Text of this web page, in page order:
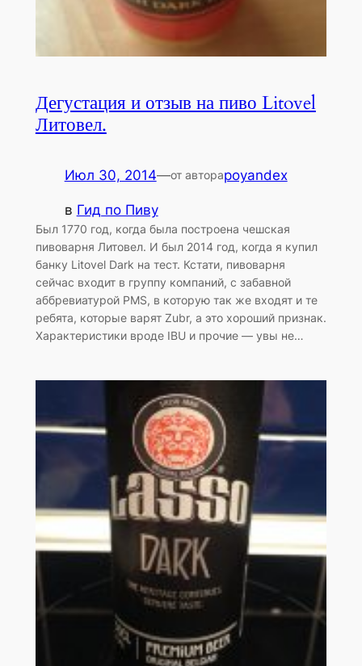
Дегустация и отзыв на пиво Litovel
Литовел.
Июл 30, 2014—от автораpoyandex
в Гид по Пиву
Был 1770 год, когда была построена чешская
пивоварня Литовел. И был 2014 год, когда я купил
банку Litovel Dark на тест. Кстати, пивоварня
сейчас входит в группу компаний, с забавной
аббревиатурой PMS, в которую так же входят и те
ребята, которые варят Zubr, а это хороший признак.
Характеристики вроде IBU и прочие — увы не…